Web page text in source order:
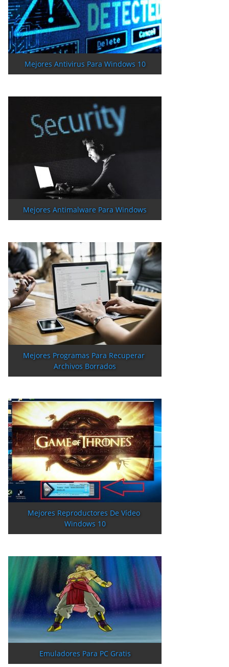
Mejores Antivirus Para Windows 10
Mejores Antimalware Para Windows
Mejores Programas Para Recuperar
Archivos Borrados
Mejores Reproductores De Vídeo
Windows 10
Emuladores Para PC Gratis